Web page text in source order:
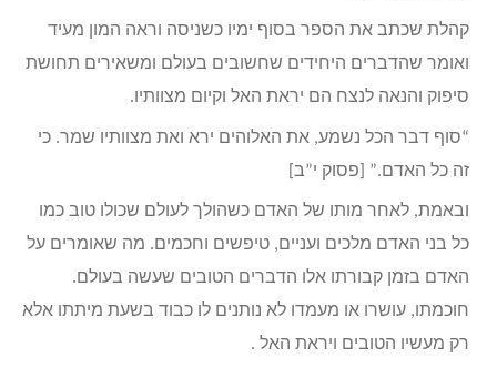
קהלת שכתב את הספר בסוף ימיו כשניסה וראה המון מעיד
ואומר שהדברים היחידים שחשובים בעולם ומשאירים תחושת
סיפוק והנאה לנצח הם יראת האל וקיום מצוותיו.
“סוף דבר הכל נשמע, את האלוהים ירא ואת מצוותיו שמר. כי
זה כל האדם.” [פסוק י”ב]
ובאמת, לאחר מותו של האדם כשהולך לעולם שכולו טוב כמו
כל בני האדם מלכים ועניים, טיפשים וחכמים. מה שאומרים על
האדם בזמן קבורתו אלו הדברים הטובים שעשה בעולם.
חוכמתו, עושרו או מעמדו לא נותנים לו כבוד בשעת מיתתו אלא
רק מעשיו הטובים ויראת האל .